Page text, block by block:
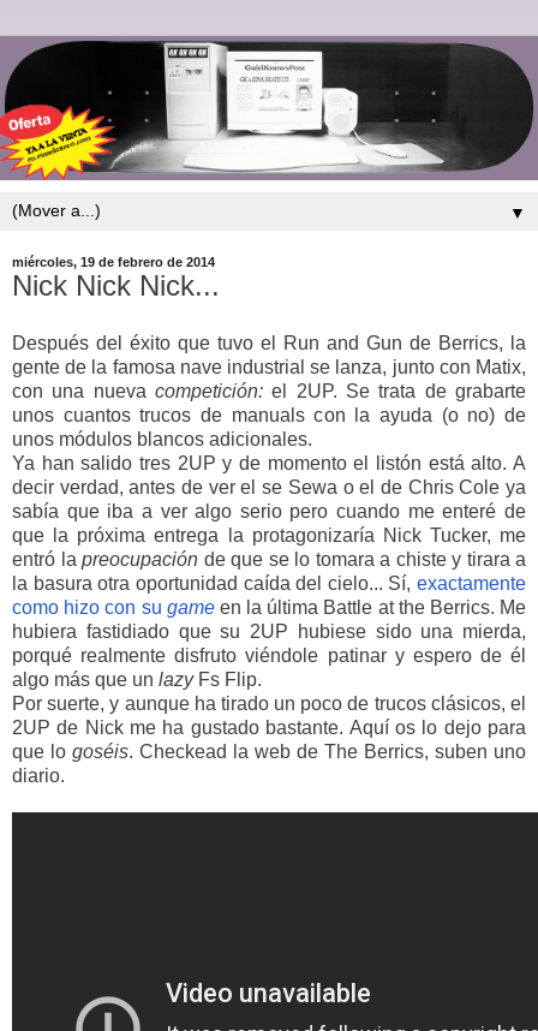
▼
miércoles, 19 de febrero de 2014
Nick Nick Nick...
Después del éxito que tuvo el Run and Gun de Berrics, la
gente de la famosa nave industrial se lanza, junto con Matix,
con una nueva competición: el 2UP. Se trata de grabarte
unos cuantos trucos de manuals con la ayuda (o no) de
unos módulos blancos adicionales.
Ya han salido tres 2UP y de momento el listón está alto. A
decir verdad, antes de ver el se Sewa o el de Chris Cole ya
sabía que iba a ver algo serio pero cuando me enteré de
que la próxima entrega la protagonizaría Nick Tucker, me
entró la preocupación de que se lo tomara a chiste y tirara a
la basura otra oportunidad caída del cielo... Sí, exactamente
como hizo con su gameen la última Battle at the Berrics. Me
hubiera fastidiado que su 2UP hubiese sido una mierda,
porqué realmente disfruto viéndole patinar y espero de él
algo más que un lazyFs Flip.
Por suerte, y aunque ha tirado un poco de trucos clásicos, el
2UP de Nick me ha gustado bastante. Aquí os lo dejo para
que lo goséis. Checkead la web de The Berrics, suben uno
diario.